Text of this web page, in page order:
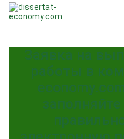
Заявка на
работы в